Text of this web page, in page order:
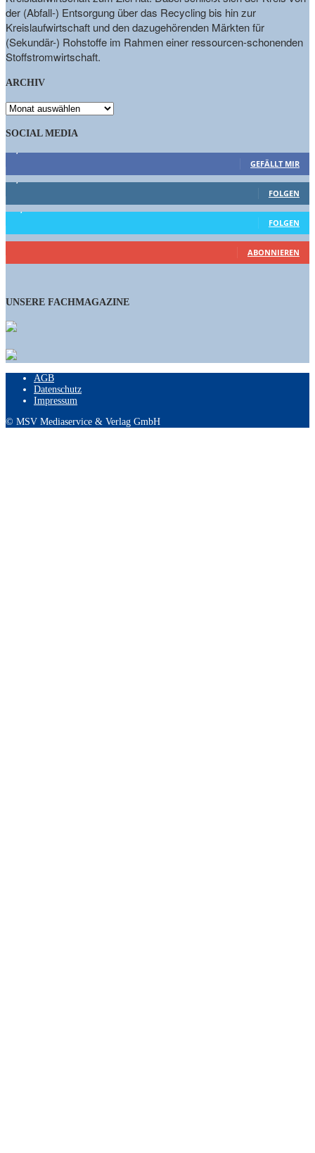
der (Abfall-) Entsorgung über das Recycling bis hin zur
Kreislaufwirtschaft und den dazugehörenden Märkten für
(Sekundär-) Rohstoffe im Rahmen einer ressourcen-schonenden
Stoffstromwirtschaft.
ARCHIV
ARCHIV
SOCIAL MEDIA
GEFÄLLT MIR
1,662 Follower
FOLGEN
15,658 Follower
FOLGEN
460 Abonnenten
ABONNIEREN
UNSERE FACHMAGAZINE
AGB
Datenschutz
Impressum
© MSV Mediaservice & Verlag GmbH